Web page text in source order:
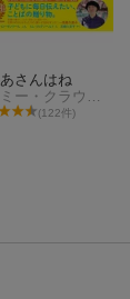
さんはね
(122件)